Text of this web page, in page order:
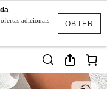
OBTER
adicionais